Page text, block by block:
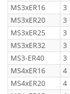
MS3xER16
3
MS3xER20
3
MS3xER25
3
MS3xER32
3
MS3-ER40
3
MS4xER16
4
MS4xER20
4